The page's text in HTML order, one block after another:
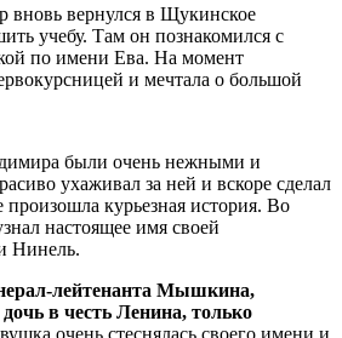
вернулся в Щукинское
учебу. Там он познакомился с
по имени Ева. На момент
и мечтала о большой
были очень нежными и
ухаживал за ней и вскоре сделал
курьезная история. Во
настоящее имя своей
Нинель.
лейтенанта Мышкина,
в честь Ленина, только
очень стеснялась своего имени и